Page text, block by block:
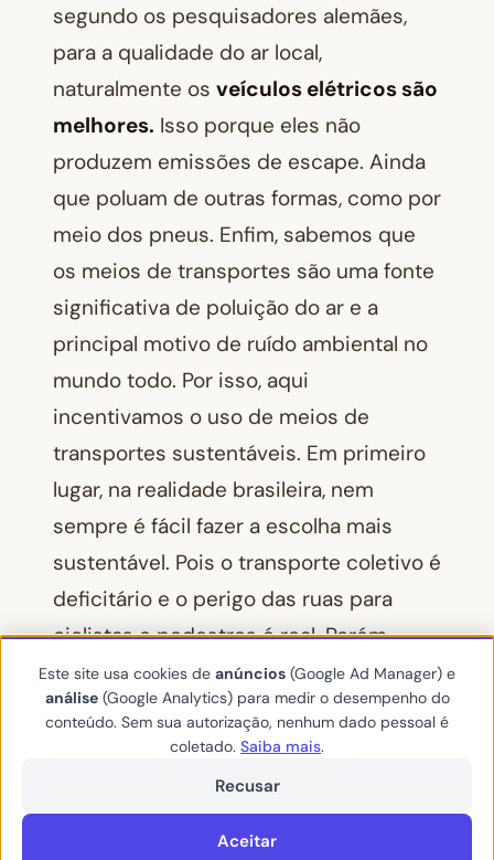
segundo os pesquisadores alemães,
para a qualidade do ar local,
naturalmente os veículos elétricos são
melhores. Isso porque eles não
produzem emissões de escape. Ainda
que poluam de outras formas, como por
meio dos pneus. Enfim, sabemos que
os meios de transportes são uma fonte
significativa de poluição do ar e a
principal motivo de ruído ambiental no
mundo todo. Por isso, aqui
incentivamos o uso de meios de
transportes sustentáveis. Em primeiro
lugar, na realidade brasileira, nem
sempre é fácil fazer a escolha mais
sustentável. Pois o transporte coletivo é
deficitário e o perigo das ruas para
ciclistas e pedestres é real. Porém,
pequenas mudanças na rotina podem
ser um start. Então, que tal você trocar
o carro por uma caminhada ou pedal,
mobilidade urbana
Aliás, comenta aí se você já é adepto
de uma dessas alternativas. Ou se tem
Este site usa cookies de anúncios (Google Ad Manager) e
análise(Google Analytics) para medir o desempenho do
conteúdo. Sem sua autorização, nenhum dado pessoal é
coletado. Saiba mais.
Recusar
Aceitar